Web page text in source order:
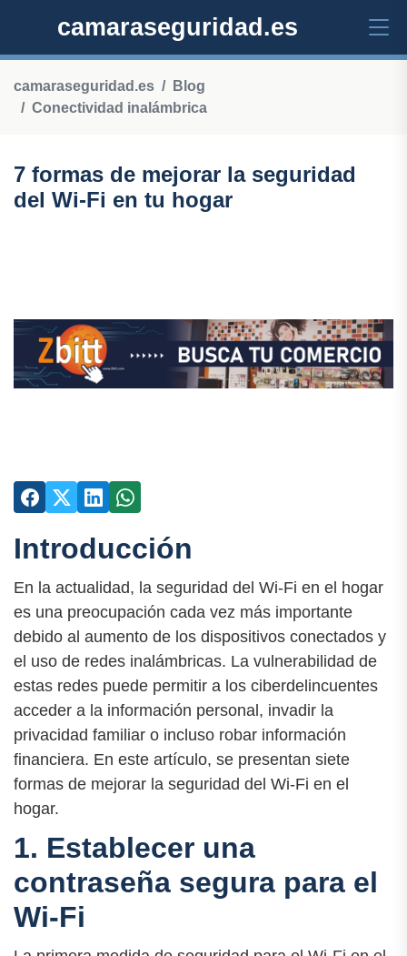
camaraseguridad.es
camaraseguridad.es
Blog
Conectividad inalámbrica
7 formas de mejorar la seguridad
del Wi-Fi en tu hogar
Introducción
En la actualidad, la seguridad del Wi-Fi en el hogar
es una preocupación cada vez más importante
debido al aumento de los dispositivos conectados y
el uso de redes inalámbricas. La vulnerabilidad de
estas redes puede permitir a los ciberdelincuentes
acceder a la información personal, invadir la
privacidad familiar o incluso robar información
financiera. En este artículo, se presentan siete
formas de mejorar la seguridad del Wi-Fi en el
hogar.
1. Establecer una
contraseña segura para el
Wi-Fi